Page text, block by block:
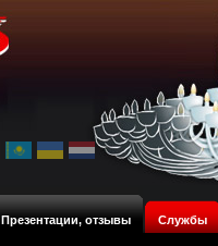
Презентации, отзывы Службы